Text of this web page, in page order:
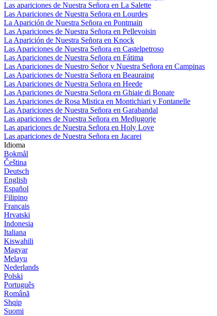
Las apariciones de Nuestra Señora en La Salette
Las Apariciones de Nuestra Señora en Lourdes
La Aparición de Nuestra Señora en Pontmain
Las Apariciones de Nuestra Señora en Pellevoisin
La Aparición de Nuestra Señora en Knock
Las Apariciones de Nuestra Señora en Castelpetroso
Las Apariciones de Nuestra Señora en Fátima
Las Apariciones de Nuestro Señor y Nuestra Señora en Campinas
Las Apariciones de Nuestra Señora en Beauraing
Las Apariciones de Nuestra Señora en Heede
Las Apariciones de Nuestra Señora en Ghiaie di Bonate
Las Apariciones de Rosa Mistica en Montichiari y Fontanelle
Las Apariciones de Nuestra Señora en Garabandal
Las apariciones de Nuestra Señora en Medjugorje
Las apariciones de Nuestra Señora en Holy Love
Las apariciones de Nuestra Señora en Jacarei
Idioma
Bokmål
Čeština
Deutsch
English
Español
Filipino
Français
Hrvatski
Indonesia
Italiana
Kiswahili
Magyar
Melayu
Nederlands
Polski
Português
Română
Shqip
Suomi